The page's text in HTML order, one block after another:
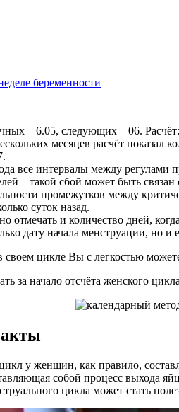
беременности
– 6.05, следующих – 06.
месяцев расчёт показал
все интервалы между
– такой сбой может быть
промежутков между
суток назад.
отмечать и количество дней,
дату начала менструации, но и
своем цикле Вы с легкостью
за начало отсчёта женского
у женщин, как правило,
собой процесс выхода
цикла может стать